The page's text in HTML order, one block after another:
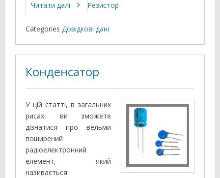
Читати далі Резистор
Categories Довідкові дані
Конденсатор
У цій статті, в загальних
рисах, ви зможете
дізнатися про вельми
поширений
радіоелектронний
елемент, який
називається